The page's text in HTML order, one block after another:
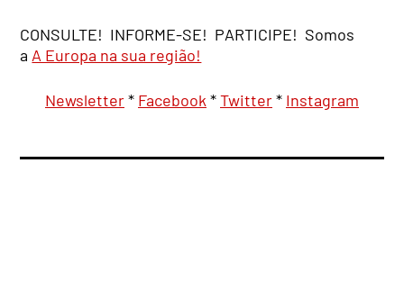
CONSULTE! INFORME-SE! PARTICIPE! Somos
a A Europa na sua região!
Newsletter* Facebook *Twitter* Instagram